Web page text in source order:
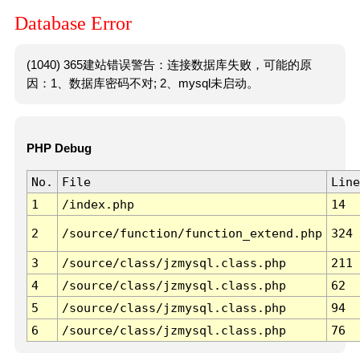
Database Error
(1040) 365建站错误警告：连接数据库失败，可能的原
因：1、数据库密码不对; 2、mysql未启动。
PHP Debug
No. File
Line
1
/index.php 14
2 /source/function/function_extend.php 324
3 /source/class/jzmysql.class.php
211
4
/source/class/jzmysql.class.php
62
5
/source/class/jzmysql.class.php
94
6
/source/class/jzmysql.class.php 76